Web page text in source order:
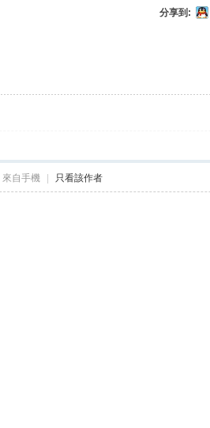
分享到:
來自手機 只看該作者